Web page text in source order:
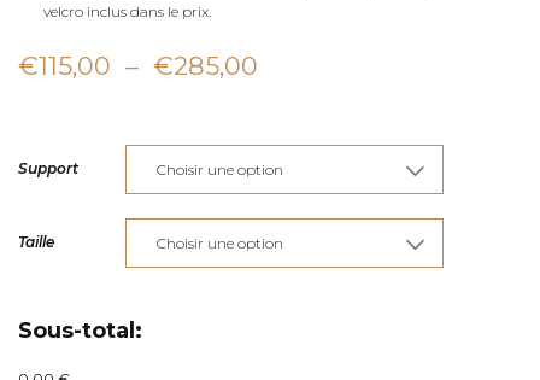
velcro inclus dans le prix.
€115,00 – €285,00
prix :
€115,00
à
€285,00
Support
Taille
Sous-total: